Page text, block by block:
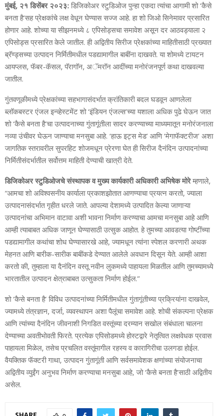
मुंबई, २१ डिसेंबर २०२३: डिजिकोअर स्‍टुडिओज पुन्‍हा एकदा त्‍यांचा आगामी शो ‘कैसे
बनता है’सह प्रेक्षकांचे लक्ष वेधून घेण्‍यास सज्‍ज आहे. हा शो जिओ सिनेमावर प्रसारित
होणार आहे. शोच्‍या या सीझनमध्‍ये ८ एपिसोड्सचा समावेश असून दर आठवड्याला २
एपिसोड्स प्रसारित केले जातील. ही अद्वितीय सिरीज प्रेक्षकांच्‍या माहितीसाठी प्रख्‍यात
ब्रॅण्‍ड्सच्‍या उत्‍पादन निर्मितीमधील पडद्यामागील बाबींना दाखवते. या शोमध्‍ये टायटन
आयप्‍लस, फॅबर-कॅसल, पॅरागॉन, अॅमरॉन आदींच्या मनोरंजनपूर्ण कथा दाखवल्‍या
जातील.
गुंतवणूकीमध्‍ये प्रेक्षकांच्‍या सहभागासंदर्भात क्रांतिकारी बदल घडवून आणलेला
ब्‍लॉकबस्‍टर एंजल इन्‍व्‍हेस्‍टमेंट शो ‘इंडियन एंजल्‍स’च्‍या यशाला अधिक पुढे घेऊन जात
शो ‘कैसे बनता है’चा उत्‍पादनाच्‍या गुंतागूंतीला सादर करण्‍याच्‍या माध्‍यमातून मनोरंजनाला
नव्‍या उंचीवर घेऊन जाण्‍याचा मनसुबा आहे. ‘हाऊ इट्स मेड’ आणि ‘मेगाफॅक्‍टरीज’ अशा
जागतिक स्‍तरावरील सुपरहिट शोजमधून प्रेरणा घेत ही सिरीज दैनंदिन उत्‍पादनांच्‍या
निर्मितीसंदर्भातील सर्वोत्तम माहिती देण्‍याची खात्री देते.
डिजिकोअर स्‍टुडिओजचे संस्‍थापक व मुख्‍य कार्यकारी अधिकारी अभिषेक मोरेम्‍हणाले,
“आमचा शो अविश्‍वसनीय कार्याला प्रकाशझोतात आणण्‍याचा प्रयत्‍न करतो, ज्‍याला
उत्‍पादनासंदर्भात गृहीत धरले जाते. आपल्‍या देशामध्‍ये उत्‍पादित केल्‍या जाणाऱ्या
उत्‍पादनांचा अभिमान वाटावा अशी भावना निर्माण करण्‍याचा आमचा मनसुबा आहे आणि
आम्‍ही त्‍याबाबत अधिक जाणून घेण्‍यासाठी उत्‍सुक आहोत. हे तुमच्‍या आवडत्‍या गोष्‍टींच्‍या
पडद्यामागील कथांचा शोध घेण्‍यासारखे आहे, ज्‍यामधून त्‍यांना स्‍पेशल करणारी अथक
मेहनत आणि बारीक-सारीक बाबींकडे देण्‍यात आलेले अवधान दिसून येते. आम्‍ही आशा
करतो की, तुम्‍हाला या दैनंदिन वस्‍तू नवीन लुकमध्‍ये पाहायला मिळतील आणि तुमच्‍यामध्‍ये
भारतातील उत्‍पादन क्षेत्राबाबत उत्‍सुकता निर्माण होईल.”
शो ‘कैसे बनता है’ विविध उत्‍पादनांच्या निर्मितीमधील गुंतागूंतीच्‍या प्रक्रियांना दाखवेल,
ज्‍यामध्‍ये तंत्रज्ञान, दर्जा, व्‍यवस्‍थापन अशा पैलूंचा समावेश आहे. शोची संकल्‍पना प्रेक्षक
आणि त्‍यांच्‍या दैनंदिन जीवनाशी निगडित वस्‍तूंच्‍या दरम्‍यान सखोल संबंधाला चालना
देण्‍याच्‍या अवतीभोवती फिरते. प्रत्‍येक एपिसोडमध्‍ये होस्‍टद्वारे नेतृत्वित लक्षवेधक प्रवास
पाहायला मिळेल, तसेच प्रचलित वस्‍तूंमागील रहस्‍य व कारागिरीचा उलगडा होईल.
वैयक्तिक फॅक्‍टरी गाथा, उत्‍पादन गुंतागूंती आणि सर्वसमावेशक क्षणांच्‍या संयोजनाचा
अद्वितीय व्‍युईंग अनुभव निर्माण करण्‍याचा मनसुबा आहे, जो ‘कैसे बनता है’साठी अद्वितीय
असेल.